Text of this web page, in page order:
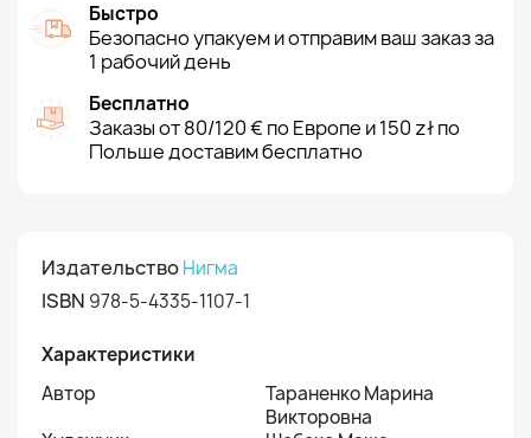
Быстро
Безопасно упакуем и отправим ваш заказ за
1 рабочий день
Бесплатно
Заказы от 80/120 € по Европе и 150 zł по
Польше доставим бесплатно
ИздательствоНигма
ISBN 978-5-4335-1107-1
Характеристики
Автор
Тараненко Марина
Викторовна